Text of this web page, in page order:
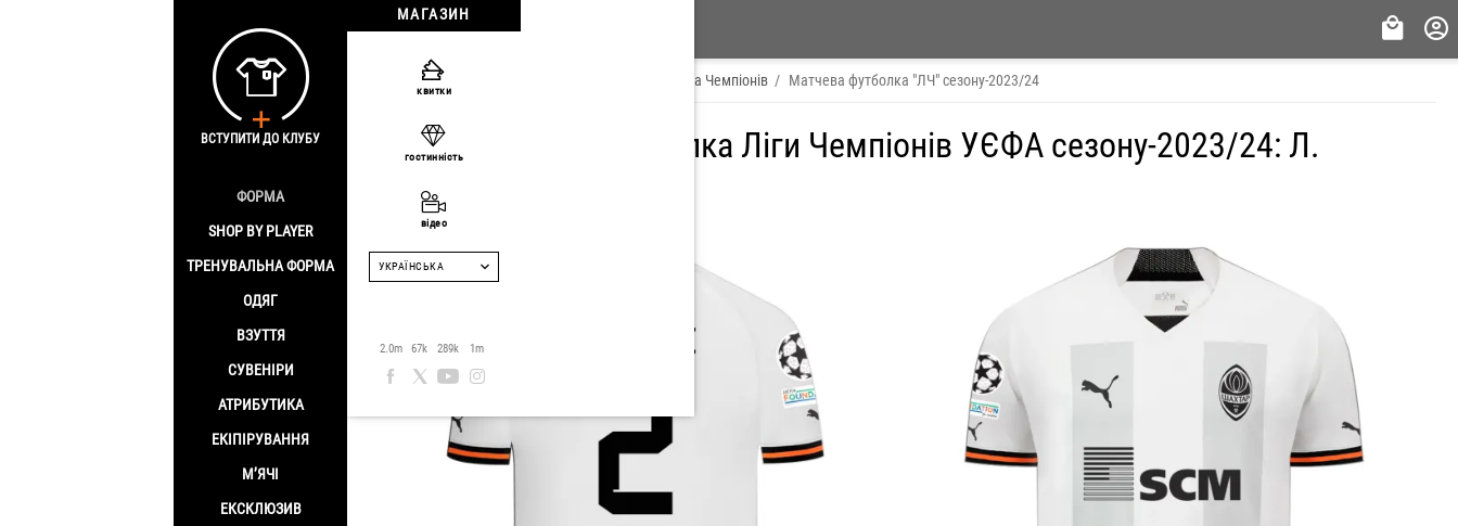
МАГАЗИН
ФОРМА
SHOP BY PLAYER
ТРЕНУВАЛЬНА ФОРМА
ОДЯГ
ВЗУТТЯ
СУВЕНІРИ
АТРИБУТИКА
ЕКІПІРУВАННЯ
М’ЯЧІ
ЕКСКЛЮЗИВ
квитки
гостинність
відео
УКРАЇНСЬКА
2.0m 67k 289k 1m
ВСТУПИТИ ДО КЛУБУ
/ Shop by Player Ліга Чемпіонів / Матчева футболка "ЛЧ" сезону-2023/24
Матчева Ігрова футболка Ліги Чемпіонів УЄФА сезону-2023/24: Л.
ТРАОРЕ, номер: 2